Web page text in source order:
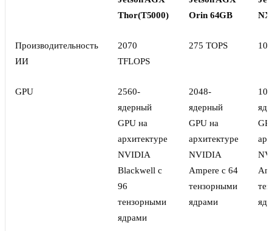
Thor(T5000)
Orin 64GB
Производительность
ИИ
2070
TFLOPS
275 TOPS
GPU
2560-
ядерный
GPU на
архитектуре
NVIDIA
Blackwell с
96
тензорными
ядрами
2048-
ядерный
GPU на
архитектуре
NVIDIA
Ampere с 64
тензорными
ядрами